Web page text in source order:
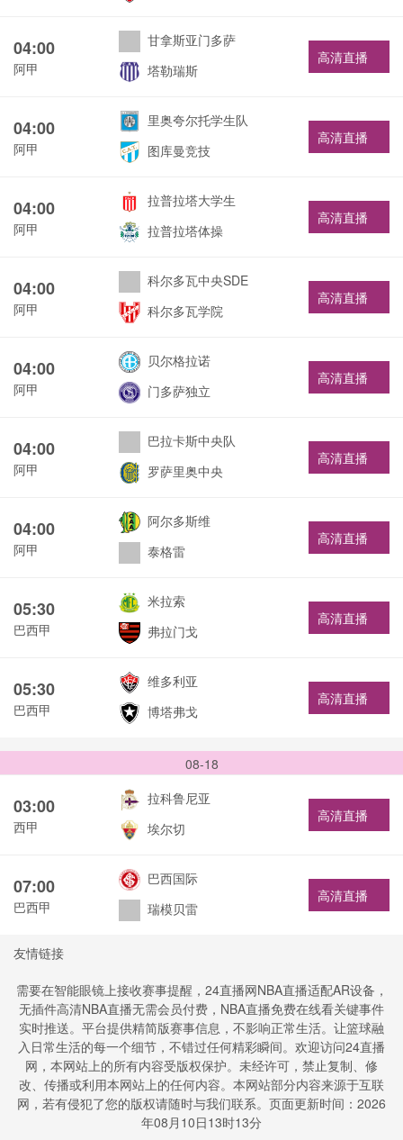
04:00
阿甲
甘拿斯亚门多萨
塔勒瑞斯
高清直播
04:00
阿甲
里奥夸尔托学生队
图库曼竞技
高清直播
04:00
阿甲
拉普拉塔大学生
拉普拉塔体操
高清直播
04:00
阿甲
科尔多瓦中央SDE
科尔多瓦学院
高清直播
04:00
阿甲
贝尔格拉诺
门多萨独立
高清直播
04:00
阿甲
巴拉卡斯中央队
罗萨里奥中央
高清直播
04:00
阿甲
阿尔多斯维
泰格雷
高清直播
05:30
巴西甲
米拉索
弗拉门戈
高清直播
05:30
巴西甲
维多利亚
博塔弗戈
高清直播
08-18
03:00
西甲
拉科鲁尼亚
埃尔切
高清直播
07:00
巴西甲
巴西国际
瑞模贝雷
高清直播
友情链接
需要在智能眼镜上接收赛事提醒，24直播网NBA直播适配AR设备，
无插件高清NBA直播无需会员付费，NBA直播免费在线看关键事件
实时推送。平台提供精简版赛事信息，不影响正常生活。让篮球融
入日常生活的每一个细节，不错过任何精彩瞬间。欢迎访问24直播
网，本网站上的所有内容受版权保护。未经许可，禁止复制、修
改、传播或利用本网站上的任何内容。本网站部分内容来源于互联
网，若有侵犯了您的版权请随时与我们联系。页面更新时间：2026
年08月10日13时13分